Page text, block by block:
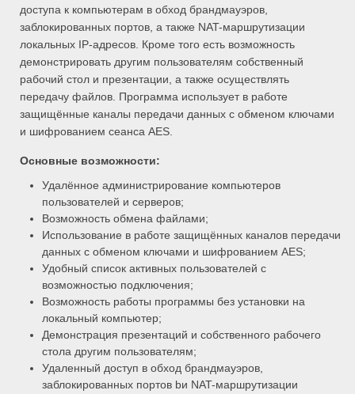
доступа к компьютерам в обход брандмауэров,
заблокированных портов, а также NAT-маршрутизации
локальных IP-адресов. Кроме того есть возможность
демонстрировать другим пользователям собственный
рабочий стол и презентации, а также осуществлять
передачу файлов. Программа использует в работе
защищённые каналы передачи данных с обменом ключами
и шифрованием сеанса AES.
Основные возможности:
Удалённое администрирование компьютеров
пользователей и серверов;
Возможность обмена файлами;
Использование в работе защищённых каналов передачи
данных с обменом ключами и шифрованием AES;
Удобный список активных пользователей с
возможностью подключения;
Возможность работы программы без установки на
локальный компьютер;
Демонстрация презентаций и собственного рабочего
стола другим пользователям;
Удаленный доступ в обход брандмауэров,
заблокированных портов bи NAT-маршрутизации